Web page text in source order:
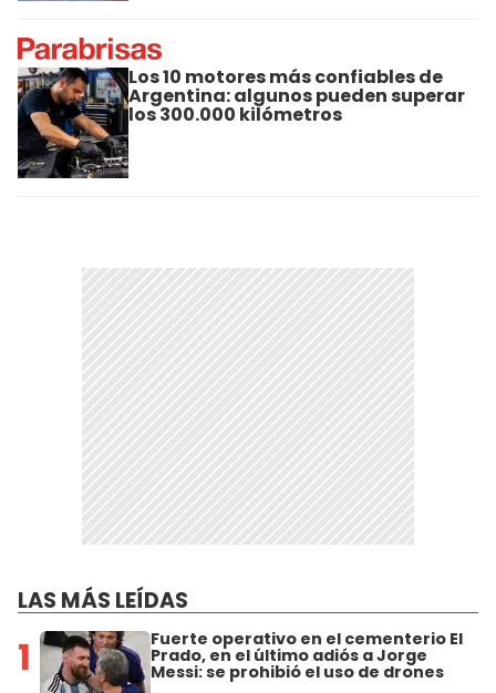
Los 10 motores más confiables de
Argentina: algunos pueden superar
los 300.000 kilómetros
LAS MÁS LEÍDAS
1 Fuerte operativo en el cementerio El
Prado, en el último adiós a Jorge
Messi: se prohibió el uso de drones